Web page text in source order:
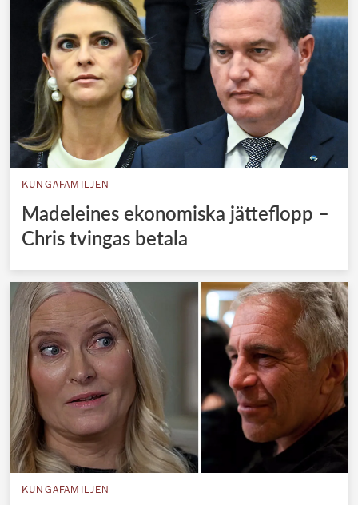
KUNGAFAMILJEN
Madeleines ekonomiska jätteflopp –
Chris tvingas betala
KUNGAFAMILJEN